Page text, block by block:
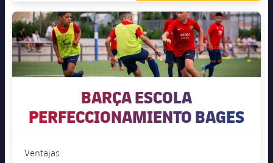
BARÇA ESCOLA
PERFECCIONAMIENTO BAGES
Ventajas